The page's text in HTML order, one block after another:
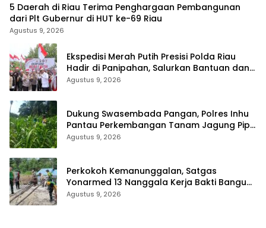
5 Daerah di Riau Terima Penghargaan Pembangunan
dari Plt Gubernur di HUT ke-69 Riau
Agustus 9, 2026
Ekspedisi Merah Putih Presisi Polda Riau
Hadir di Panipahan, Salurkan Bantuan dan
Layanan Kesehatan
Agustus 9, 2026
Dukung Swasembada Pangan, Polres Inhu
Pantau Perkembangan Tanam Jagung Pipil
Agustus 9, 2026
Perkokoh Kemanunggalan, Satgas
Yonarmed 13 Nanggala Kerja Bakti Bangun
Masjid Al-Hikmah di Kapuas Hulu
Agustus 9, 2026